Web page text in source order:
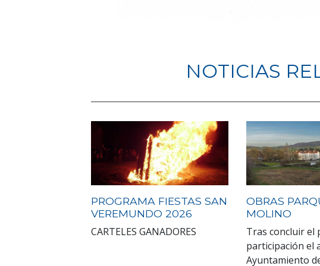
NOTICIAS
PROGRAMA FIESTAS SAN
VEREMUNDO 2026
CARTELES GANADORES
OBRAS
MOLINO
Tras concluir el
participación el
Ayuntamiento